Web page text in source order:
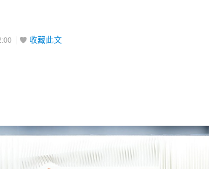
收藏此文